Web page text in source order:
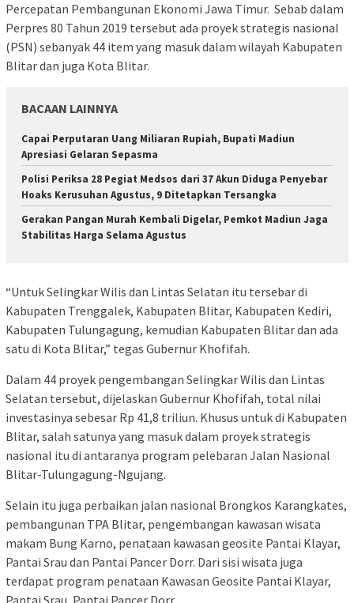
Percepatan Pembangunan Ekonomi Jawa Timur. Sebab dalam
Perpres 80 Tahun 2019 tersebut ada proyek strategis nasional
(PSN) sebanyak 44 item yang masuk dalam wilayah Kabupaten
Blitar dan juga Kota Blitar.
BACAAN LAINNYA
Capai Perputaran Uang Miliaran Rupiah, Bupati Madiun
Apresiasi Gelaran Sepasma
Polisi Periksa 28 Pegiat Medsos dari 37 Akun Diduga Penyebar
Hoaks Kerusuhan Agustus, 9 Ditetapkan Tersangka
Gerakan Pangan Murah Kembali Digelar, Pemkot Madiun Jaga
Stabilitas Harga Selama Agustus
“Untuk Selingkar Wilis dan Lintas Selatan itu tersebar di
Kabupaten Trenggalek, Kabupaten Blitar, Kabupaten Kediri,
Kabupaten Tulungagung, kemudian Kabupaten Blitar dan ada
satu di Kota Blitar,” tegas Gubernur Khofifah.
Dalam 44 proyek pengembangan Selingkar Wilis dan Lintas
Selatan tersebut, dijelaskan Gubernur Khofifah, total nilai
investasinya sebesar Rp 41,8 triliun. Khusus untuk di Kabupaten
Blitar, salah satunya yang masuk dalam proyek strategis
nasional itu di antaranya program pelebaran Jalan Nasional
Blitar-Tulungagung-Ngujang.
Selain itu juga perbaikan jalan nasional Brongkos Karangkates,
pembangunan TPA Blitar, pengembangan kawasan wisata
makam Bung Karno, penataan kawasan geosite Pantai Klayar,
Pantai Srau dan Pantai Pancer Dorr. Dari sisi wisata juga
terdapat program penataan Kawasan Geosite Pantai Klayar,
Pantai Srau, Pantai Pancer Dorr.